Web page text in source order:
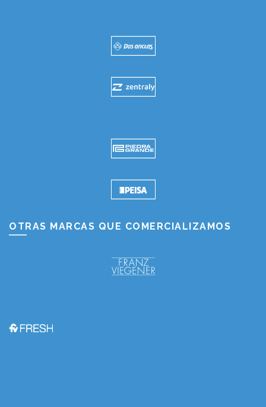
OTRAS MARCAS QUE COMERCIALIZAMOS